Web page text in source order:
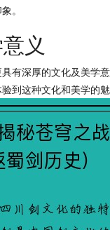
。
义
有深厚的文化及美学
到这种文化和美学的魅